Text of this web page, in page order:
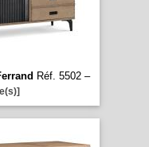
Réf. 5502 –